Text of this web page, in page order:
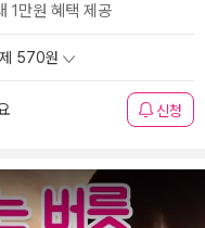
1만원 혜택 제공
570원
신청